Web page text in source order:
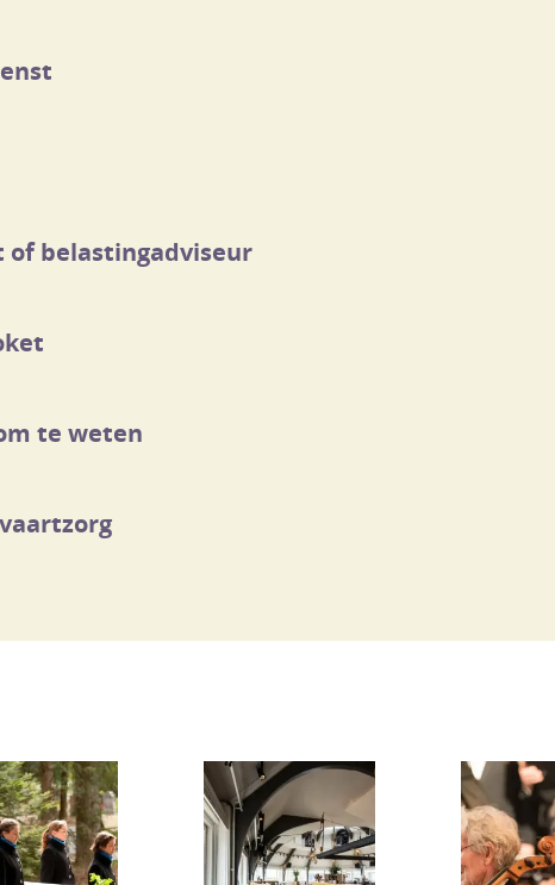
of belastingadviseur
te weten